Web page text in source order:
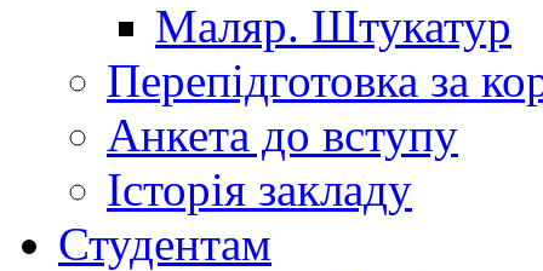
Маляр. Штукатур
Перепідготовка за
Анкета до вступу
Історія закладу
Студентам